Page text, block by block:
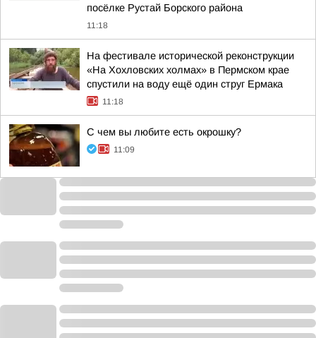
посёлке Рустай Борского района
11:18
На фестивале исторической реконструкции
«На Хохловских холмах» в Пермском крае
спустили на воду ещё один струг Ермака
11:18
С чем вы любите есть окрошку?
11:09